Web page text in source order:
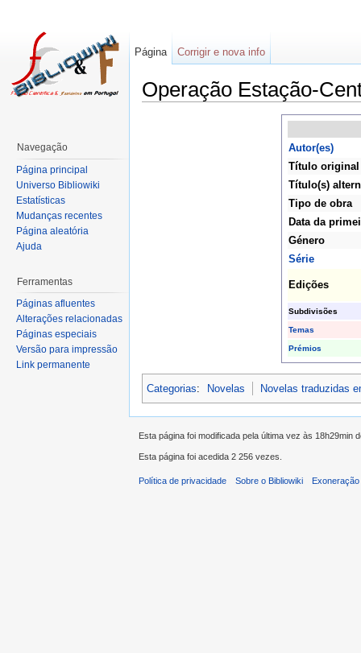
Operação Estação-
Autor(es)
Título original
Título(s)
Tipo de obra
Data da
Género
Série
Edições
Subdivisões
Temas
Prémios
Categorias: Novelas Novelas traduzidas
Página Corrigir e nova info
Navegação
Página principal
Universo Bibliowiki
Estatísticas
Mudanças recentes
Página aleatória
Ajuda
Ferramentas
Páginas afluentes
Alterações relacionadas
Páginas especiais
Versão para impressão
Link permanente
Esta página foi modificada pela última vez às 18h29min
Esta página foi acedida 2 256 vezes.
Política de privacidade Sobre o Bibliowiki